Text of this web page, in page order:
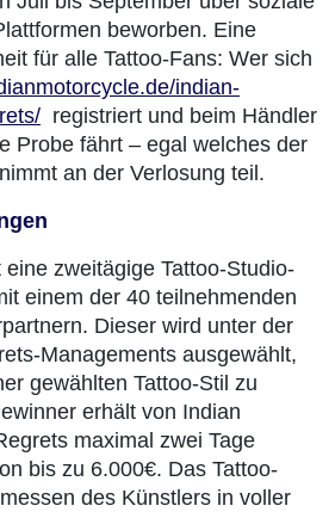
beworben. Eine
für alle Tattoo-Fans: Wer sich
indian-
registriert und beim Händler
Probe fährt – egal welches der
an der Verlosung teil.
zweitägige Tattoo-Studio-
einem der 40 teilnehmenden
Dieser wird unter der
Managements ausgewählt,
gewählten Tattoo-Stil zu
erhält von Indian
maximal zwei Tage
bis zu 6.000€. Das Tattoo-
des Künstlers in voller